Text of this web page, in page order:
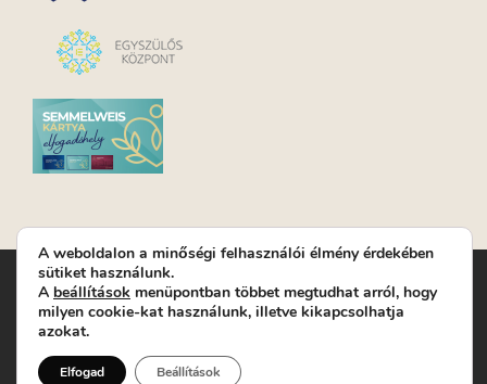
Turay Ida Színház Közhasznú Nonprofit Kft. | Működési
helyszín: Turay Ida Színház 1089 Budapest, Kálvária tér 6. |
Levelezési cím: 1089 Budapest, Kálvária tér 14. | Titkárság:
Jegyrendelés: +36-70/607-2620
A weboldalon a minőségi felhasználói élmény érdekében
sütiket használunk.
A beállítások menüpontban többet megtudhat arról, hogy
milyen cookie-kat használunk, illetve kikapcsolhatja
azokat.
Elfogad Beállítások